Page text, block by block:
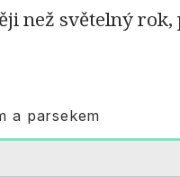
než světelný
a parsekem